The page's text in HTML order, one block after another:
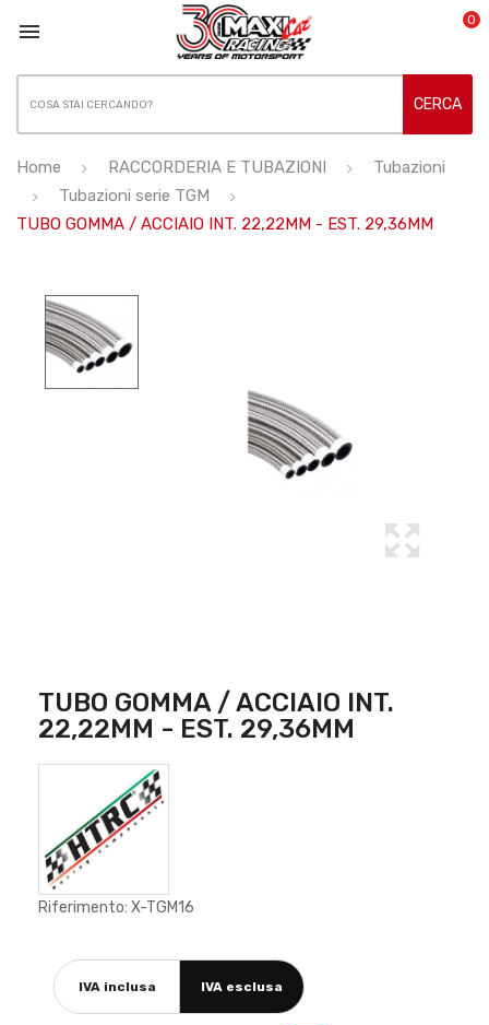
 0
CERCA
Home RACCORDERIA E TUBAZIONI
Tubazioni
Tubazioni serie TGM
TUBO GOMMA / ACCIAIO INT. 22,22MM - EST. 29,36MM
TUBO GOMMA / ACCIAIO INT.
22,22MM - EST. 29,36MM
Riferimento: X-TGM16
IVA inclusa IVA esclusa